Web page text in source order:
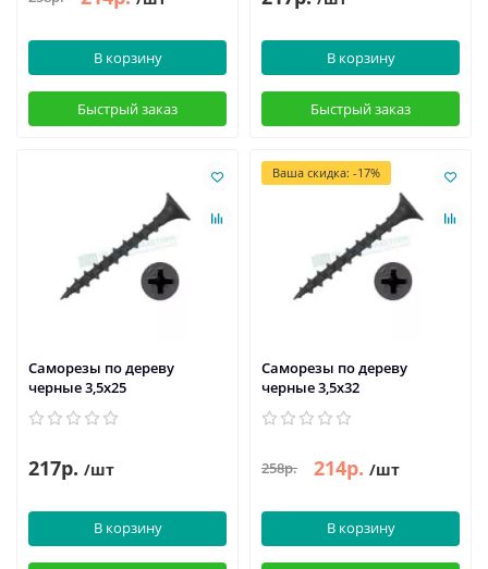
В корзину
Быстрый заказ
В корзину
Быстрый заказ
Саморезы по дереву
черные 3,5х25
217р. /шт
В корзину
Ваша скидка: -17%
Саморезы по дереву
черные 3,5х32
258р. 214р. /шт
В корзину